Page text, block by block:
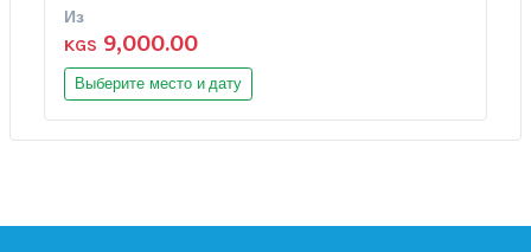
Из
KGS 9,000.00
Выберите место и дату